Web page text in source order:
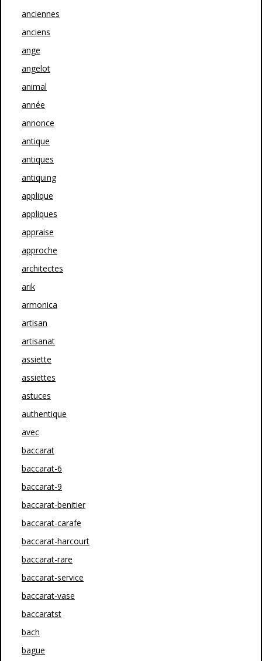
anciennes
anciens
ange
angelot
animal
année
annonce
antique
antiques
antiquing
applique
appliques
appraise
approche
architectes
arik
armonica
artisan
artisanat
assiette
assiettes
astuces
authentique
avec
baccarat
baccarat-6
baccarat-9
baccarat-benitier
baccarat-carafe
baccarat-harcourt
baccarat-rare
baccarat-service
baccarat-vase
baccaratst
bach
bague